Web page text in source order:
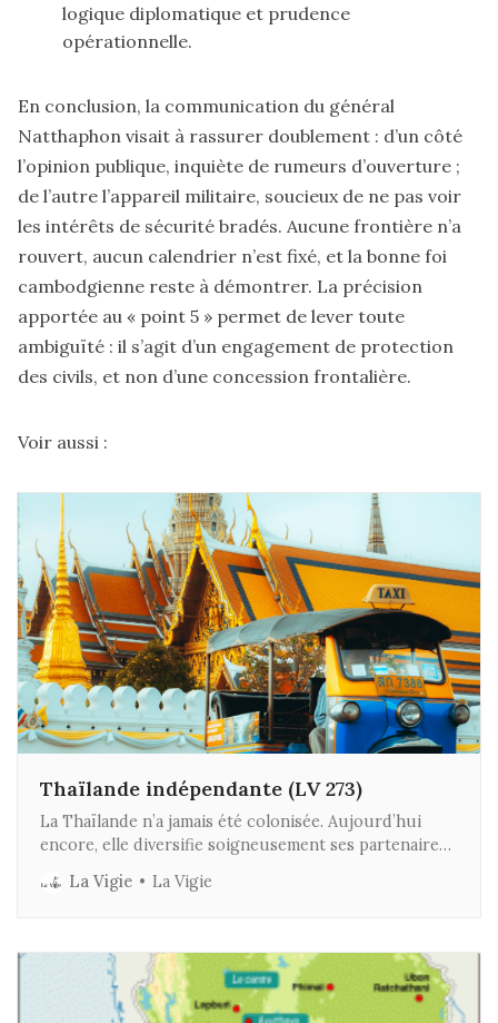
logique diplomatique et prudence
opérationnelle.
En conclusion, la communication du général
Natthaphon visait à rassurer doublement : d’un côté
l’opinion publique, inquiète de rumeurs d’ouverture ;
de l’autre l’appareil militaire, soucieux de ne pas voir
les intérêts de sécurité bradés. Aucune frontière n’a
rouvert, aucun calendrier n’est fixé, et la bonne foi
cambodgienne reste à démontrer. La précision
apportée au « point 5 » permet de lever toute
ambiguïté : il s’agit d’un engagement de protection
des civils, et non d’une concession frontalière.
Voir aussi :
Thaïlande indépendante (LV 273)
La Thaïlande n’a jamais été colonisée. Aujourd’hui
encore, elle diversifie soigneusement ses partenaires,
La Vigie La Vigie